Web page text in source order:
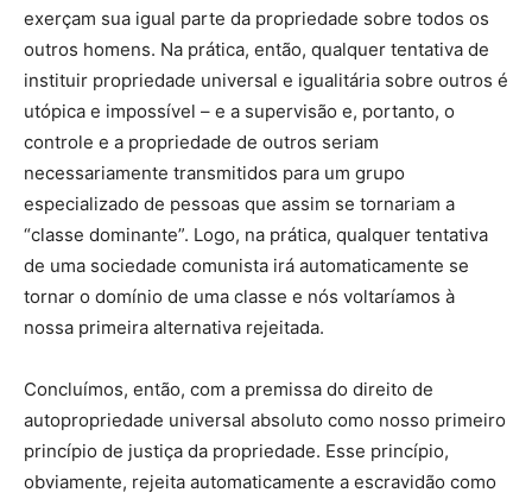
exerçam sua igual parte da propriedade sobre todos os
outros homens. Na prática, então, qualquer tentativa de
instituir propriedade universal e igualitária sobre outros é
utópica e impossível – e a supervisão e, portanto, o
controle e a propriedade de outros seriam
necessariamente transmitidos para um grupo
especializado de pessoas que assim se tornariam a
“classe dominante”. Logo, na prática, qualquer tentativa
de uma sociedade comunista irá automaticamente se
tornar o domínio de uma classe e nós voltaríamos à
nossa primeira alternativa rejeitada.
Concluímos, então, com a premissa do direito de
autopropriedade universal absoluto como nosso primeiro
princípio de justiça da propriedade. Esse princípio,
obviamente, rejeita automaticamente a escravidão como